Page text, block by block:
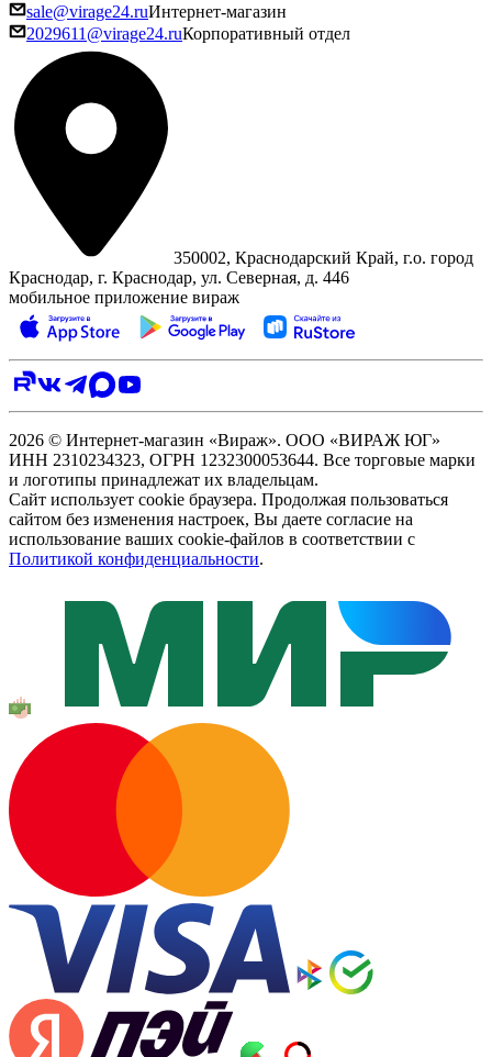
sale@virage24.ruИнтернет-магазин
2029611@virage24.ruКорпоративный отдел
350002, Краснодарский Край, г.о. город
Краснодар, г. Краснодар, ул. Северная, д. 446
мобильное приложение вираж
2026 © Интернет-магазин «Вираж». ООО «ВИРАЖ ЮГ»
ИНН 2310234323, ОГРН 1232300053644. Все торговые марки
и логотипы принадлежат их владельцам.
Сайт использует cookie браузера. Продолжая пользоваться
сайтом без изменения настроек, Вы даете согласие на
использование ваших cookie-файлов в соответствии с
Политикой конфиденциальности.